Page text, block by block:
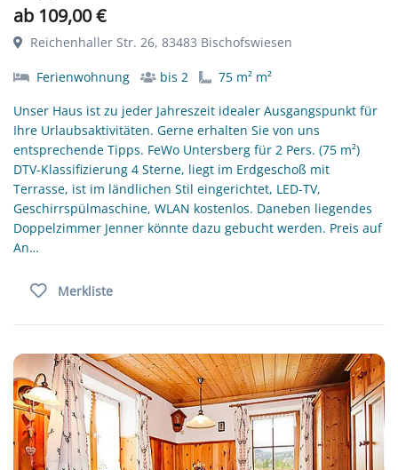
ab 109,00 €
Reichenhaller Str. 26, 83483 Bischofswiesen
Ferienwohnung bis 2
75 m² m²
Unser Haus ist zu jeder Jahreszeit idealer Ausgangspunkt für
Ihre Urlaubsaktivitäten. Gerne erhalten Sie von uns
entsprechende Tipps. FeWo Untersberg für 2 Pers. (75 m²)
DTV-Klassifizierung 4 Sterne, liegt im Erdgeschoß mit
Terrasse, ist im ländlichen Stil eingerichtet, LED-TV,
Geschirrspülmaschine, WLAN kostenlos. Daneben liegendes
Doppelzimmer Jenner könnte dazu gebucht werden. Preis auf
An…
Merkliste